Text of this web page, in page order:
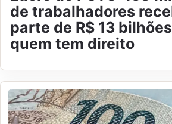
de trabalhadores
parte de R$ 13
quem tem direito